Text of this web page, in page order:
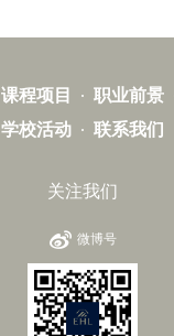
课程项目 职业前景
学校活动
联系我们
关注我们
微博号